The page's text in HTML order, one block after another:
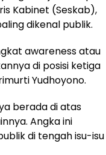
Kabinet (Seskab),
dikenal publik.
awareness atau
di posisi ketiga
Yudhoyono.
berada di atas
Angka ini
di tengah isu-isu